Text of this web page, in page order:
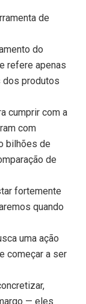
de
do
refere apenas
dos produtos
cumprir com a
com
bilhões de
de
fortemente
quando
uma ação
começar a ser
— eles